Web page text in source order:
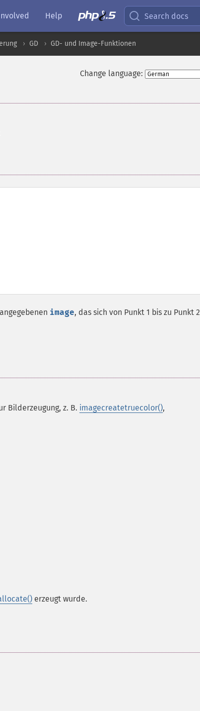
Help Search docs
GD GD- und Image-Funktionen
Change language:
image, das sich von Punkt 1 bis zu Punkt 2
Bilderzeugung, z. B. imagecreatetruecolor(),
erzeugt wurde.